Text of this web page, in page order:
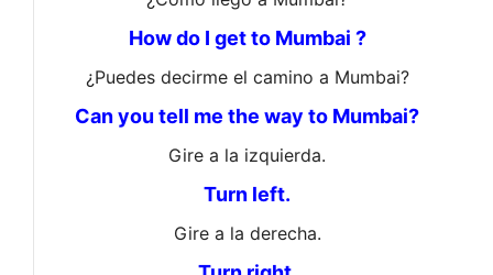
How do I get to Mumbai ?
¿Puedes decirme el camino a Mumbai?
Can you tell me the way to Mumbai?
Gire a la izquierda.
Turn left.
Gire a la derecha.